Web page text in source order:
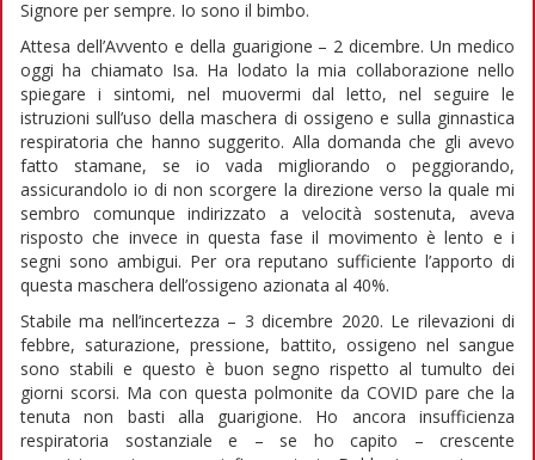
Signore per sempre. Io sono il bimbo.
Attesa dell’Avvento e della guarigione – 2 dicembre. Un medico
oggi ha chiamato Isa. Ha lodato la mia collaborazione nello
spiegare i sintomi, nel muovermi dal letto, nel seguire le
istruzioni sull’uso della maschera di ossigeno e sulla ginnastica
respiratoria che hanno suggerito. Alla domanda che gli avevo
fatto stamane, se io vada migliorando o peggiorando,
assicurandolo io di non scorgere la direzione verso la quale mi
sembro comunque indirizzato a velocità sostenuta, aveva
risposto che invece in questa fase il movimento è lento e i
segni sono ambigui. Per ora reputano sufficiente l’apporto di
questa maschera dell’ossigeno azionata al 40%.
Stabile ma nell’incertezza – 3 dicembre 2020. Le rilevazioni di
febbre, saturazione, pressione, battito, ossigeno nel sangue
sono stabili e questo è buon segno rispetto al tumulto dei
giorni scorsi. Ma con questa polmonite da COVID pare che la
tenuta non basti alla guarigione. Ho ancora insufficienza
respiratoria sostanziale e – se ho capito – crescente